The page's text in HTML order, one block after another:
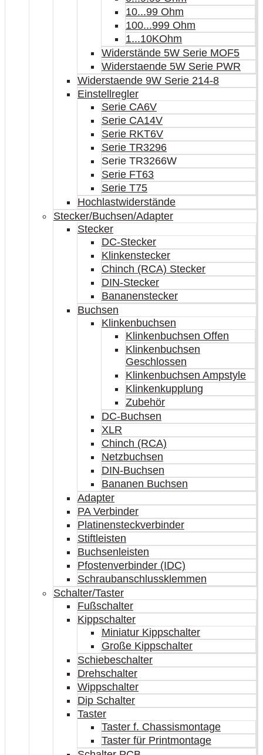
10...99 Ohm
100...999 Ohm
1...10KOhm
Widerstände 5W Serie MOF5
Widerstaende 5W Serie PWR
Widerstaende 9W Serie 214-8
Einstellregler
Serie CA6V
Serie CA14V
Serie RKT6V
Serie TR3296
Serie TR3266W
Serie FT63
Serie T75
Hochlastwiderstände
Stecker/Buchsen/Adapter
Stecker
DC-Stecker
Klinkenstecker
Chinch (RCA) Stecker
DIN-Stecker
Bananenstecker
Buchsen
Klinkenbuchsen
Klinkenbuchsen Offen
Klinkenbuchsen
Geschlossen
Klinkenbuchsen Ampstyle
Klinkenkupplung
Zubehör
DC-Buchsen
XLR
Chinch (RCA)
Netzbuchsen
DIN-Buchsen
Bananen Buchsen
Adapter
PA Verbinder
Platinensteckverbinder
Stiftleisten
Buchsenleisten
Pfostenverbinder (IDC)
Schraubanschlussklemmen
Schalter/Taster
Fußschalter
Kippschalter
Miniatur Kippschalter
Große Kippschalter
Schiebeschalter
Drehschalter
Wippschalter
Dip Schalter
Taster
Taster f. Chassismontage
Taster für Printmontage